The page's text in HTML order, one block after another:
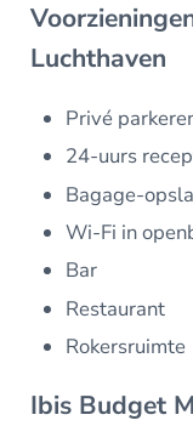
Luchthaven
Privé
24-uurs
Bagage-
Wi-Fi in
Bar
Restaurant
Rokersruimte
Ibis Budget